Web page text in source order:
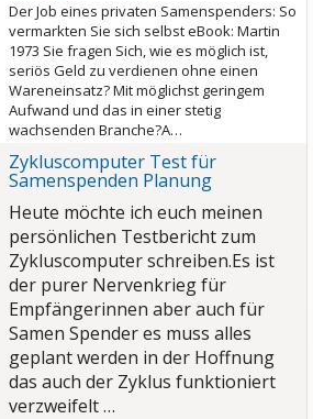
Der Job eines privaten Samenspenders: So
vermarkten Sie sich selbst eBook: Martin
1973 Sie fragen Sich, wie es möglich ist,
seriös Geld zu verdienen ohne einen
Wareneinsatz? Mit möglichst geringem
Aufwand und das in einer stetig
wachsenden Branche?A…
Zykluscomputer Test für
Samenspenden Planung
Heute möchte ich euch meinen
persönlichen Testbericht zum
Zykluscomputer schreiben.Es ist
der purer Nervenkrieg für
Empfängerinnen aber auch für
Samen Spender es muss alles
geplant werden in der Hoffnung
das auch der Zyklus funktioniert
verzweifelt …